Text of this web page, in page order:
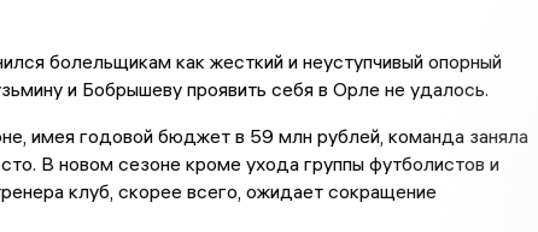
болельщикам как жесткий и неуступчивый опорный
и Бобрышеву проявить себя в Орле не удалось.
имея годовой бюджет в 59 млн рублей, команда заняла
В новом сезоне кроме ухода группы футболистов и
клуб, скорее всего, ожидает сокращение